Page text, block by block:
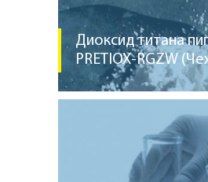
Диоксид титана
PRETIOX-RGZW